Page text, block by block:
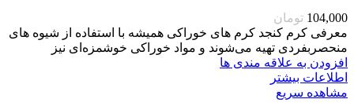
104,000 تومان
معرفی کرم کنجد کرم های خوراکی همیشه با استفاده از شیوه های
منحصربفردی تهیه می‌شوند و مواد خوراکی خوشمزه‌ای نیز
افزودن به علاقه مندی ها
اطلاعات بیشتر
مشاهده سریع